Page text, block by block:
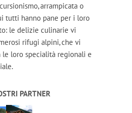
arrampicata o
tutti hanno pane per i loro
le delizie culinarie vi
rifugi alpini, che vi
le loro specialità regionali e
PARTNER